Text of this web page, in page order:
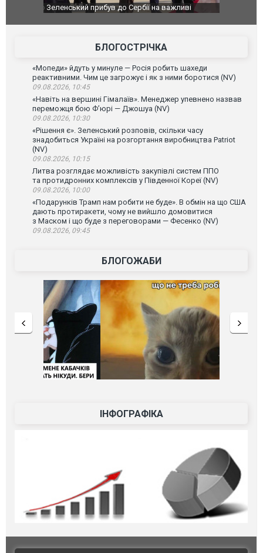
Зеленський прибув до Сербії на важливі
"Вони
БЛОГОСТРІЧКА
«Мопеди» йдуть у минуле — Росія робить шахеди
реактивними. Чим це загрожує і як з ними боротися (NV)
09.08.2026, 10:45
«Навіть на вершині Гімалаїв». Менеджер упевнено назвав
переможця бою Ф’юрі — Джошуа (NV)
09.08.2026, 10:30
«Рішення є». Зеленський розповів, скільки часу
знадобиться Україні на розгортання виробництва Patriot
(NV)
09.08.2026, 10:15
Литва розглядає можливість закупівлі систем ППО
та протидронних комплексів у Південної Кореї (NV)
09.08.2026, 10:00
«Подарунків Трамп нам робити не буде». В обмін на що США
дають протиракети, чому не вийшло домовитися
з Маском і що буде з переговорами — Фесенко (NV)
09.08.2026, 09:45
БЛОГОЖАБИ
ІНФОГРАФІКА